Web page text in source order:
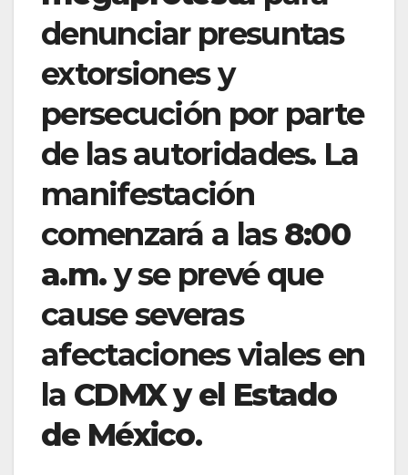
denunciar presuntas
extorsiones y
persecución por parte
de las autoridades. La
manifestación
comenzará a las8:00
a.m.y se prevé que
cause severas
afectaciones viales en
la CDMX y el Estado
de México.